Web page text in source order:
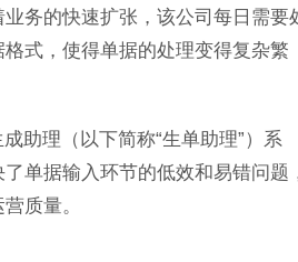
务的快速扩张，该公司每日需要
式，使得单据的处理变得复杂繁
助理（以下简称“生单助理”）系
单据输入环节的低效和易错问题
质量。